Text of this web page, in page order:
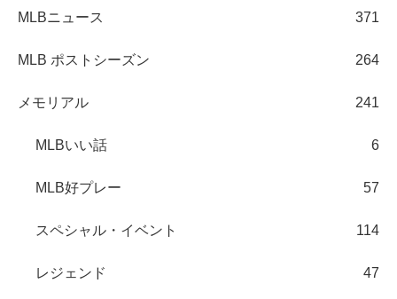
MLBニュース 371
MLB ポストシーズン 264
メモリアル 241
MLBいい話 6
MLB好プレー 57
スペシャル・イベント 114
レジェンド 47